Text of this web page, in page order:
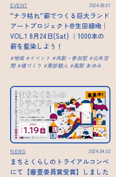
EVENT 2024.08.01
”ナラ枯れ”薪でつくる巨大ランド
アートプロジェクト@生田緑地｜
VOL.1 8月24日(Sat) ｜1000本の
薪を藍染しよう！
地域 イベント 共創・参加型
公共空
間
場づくり 黒部駿人 風祭 あゆみ
NEWS 2024.04.02
まちとくらしのトライアルコンペ
にて【審査委員賞受賞】しました